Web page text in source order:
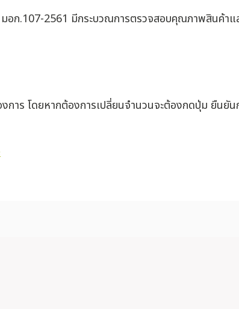
อก.107-2561 มีกระบวณการตรวจสอบคุณภาพสินค้าแ
การ โดยหากต้องการเปลี่ยนจำนวนจะต้องกดปุ่ม ยืนยั